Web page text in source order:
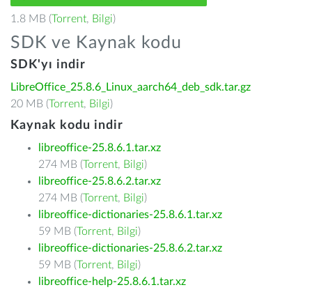
1.8 MB (Torrent, Bilgi)
SDK ve Kaynak kodu
SDK'yı indir
LibreOffice_25.8.6_Linux_aarch64_deb_sdk.tar.gz
20 MB (Torrent, Bilgi)
Kaynak kodu indir
libreoffice-25.8.6.1.tar.xz
274 MB (Torrent, Bilgi)
libreoffice-25.8.6.2.tar.xz
274 MB (Torrent, Bilgi)
libreoffice-dictionaries-25.8.6.1.tar.xz
59 MB (Torrent, Bilgi)
libreoffice-dictionaries-25.8.6.2.tar.xz
59 MB (Torrent, Bilgi)
libreoffice-help-25.8.6.1.tar.xz